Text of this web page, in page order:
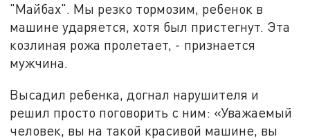
"Майбах". Мы резко тормозим, ребенок в
машине ударяется, хотя был пристегнут. Эта
козлиная рожа пролетает, - признается
мужчина.
Высадил ребенка, догнал нарушителя и
решил просто поговорить с ним: «Уважаемый
человек, вы на такой красивой машине, вы